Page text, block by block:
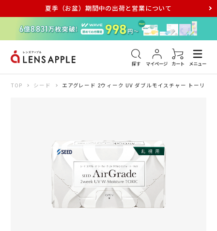
夏季（お盆）期間中の出荷と営業について
探す マイページ カート メニュー
アキュビュー メダリスト メガネ
TOP シード エアグレード 2ウィーク UV ダブルモイスチャー トーリック